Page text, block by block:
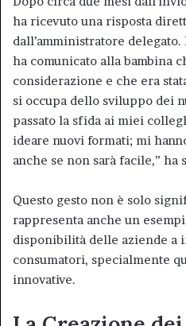
ha ricevuto una risposta
dall’amministratore
ha comunicato alla bambina
considerazione e che era
si occupa dello sviluppo dei
passato la sfida ai miei
ideare nuovi formati; mi
anche se non sarà facile,” ha
Questo gesto non è solo
rappresenta anche un
disponibilità delle aziende a
consumatori, specialmente
innovative.